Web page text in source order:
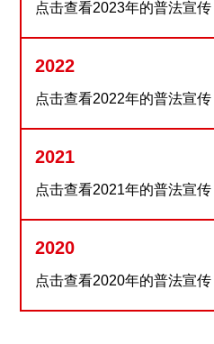
点击查看2023年的普法宣传
2022
点击查看2022年的普法宣传
2021
点击查看2021年的普法宣传
2020
点击查看2020年的普法宣传